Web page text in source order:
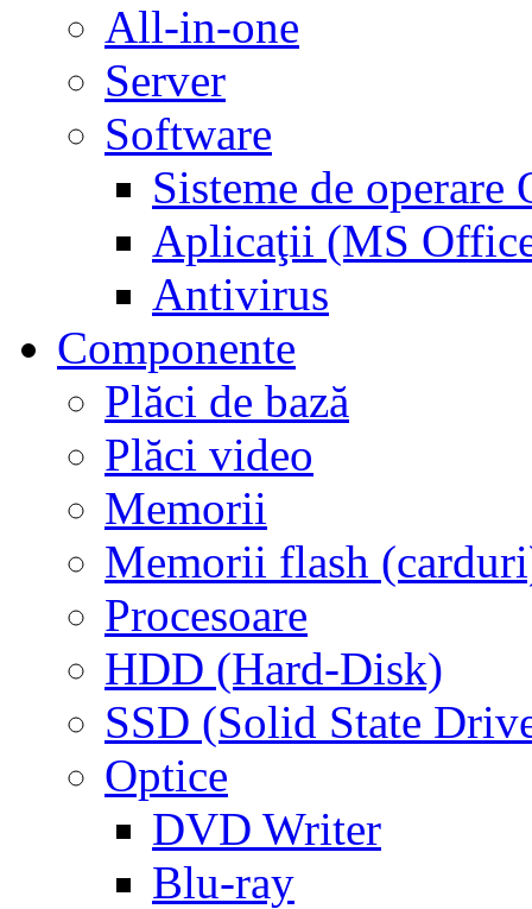
All-in-one
Server
Software
Sisteme de operare
Aplicaţii (MS
Antivirus
Componente
Plăci de bază
Plăci video
Memorii
Memorii flash
Procesoare
HDD (Hard-Disk)
SSD (Solid State
Optice
DVD Writer
Blu-ray